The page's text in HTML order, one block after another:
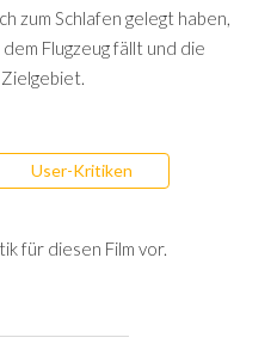
zum Schlafen gelegt haben,
Flugzeug fällt und die
User-Kritiken
für diesen Film vor.